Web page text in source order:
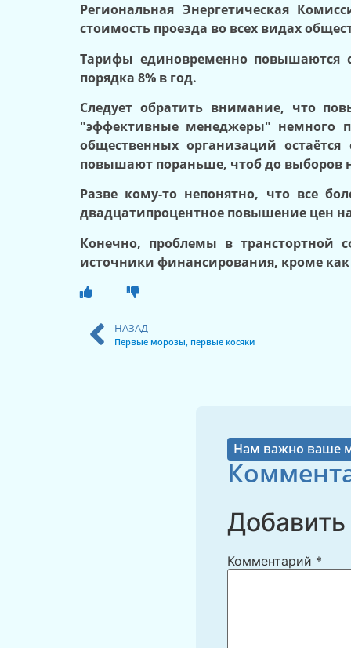
Региональная Энергетическая
стоимость проезда во всех видах
Тарифы единовременно повышаются
порядка 8% в год.
Следует обратить внимание, что
"эффективные менеджеры" немного
общественных организаций
повышают пораньше, чтоб до выборов
Разве кому-то непонятно, что все
двадцатипроцентное повышение цен
Конечно, проблемы в
источники финансирования, кроме как
НАЗАД
Первые морозы, первые косяки
Нам важно ваше
Комментарий *